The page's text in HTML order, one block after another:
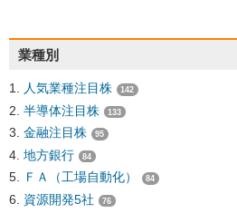
業種別
人気業種注目株 142
半導体注目株 133
金融注目株 95
地方銀行 84
ＦＡ（工場自動化） 84
資源開発5社 76